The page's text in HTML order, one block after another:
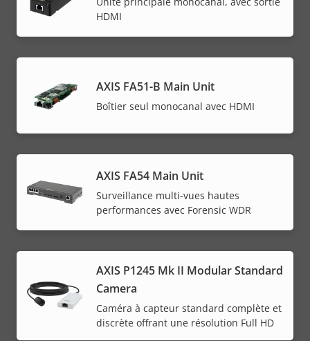
HDMI
AXIS FA51-B Main Unit
Boîtier seul monocanal avec HDMI
AXIS FA54 Main Unit
Surveillance multi-vues hautes
performances avec Forensic WDR
AXIS P1245 Mk II Modular Standard
Camera
Caméra à capteur standard complète et
discrète offrant une résolution Full HD